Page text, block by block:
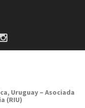
Uruguay – Asociada
(RIU)